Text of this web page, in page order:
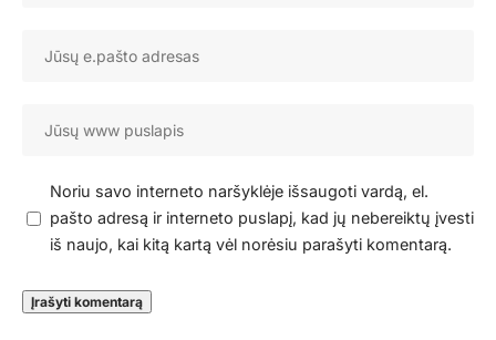
Noriu savo interneto naršyklėje išsaugoti vardą, el.
pašto adresą ir interneto puslapį, kad jų nebereiktų įvesti
iš naujo, kai kitą kartą vėl norėsiu parašyti komentarą.